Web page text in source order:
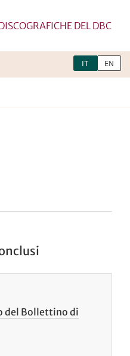
DEL DBC
IT EN
del Bollettino di